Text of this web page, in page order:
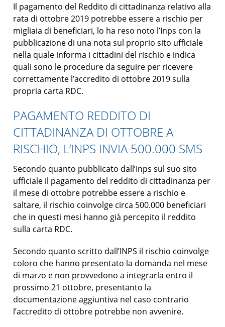
Il pagamento del Reddito di cittadinanza relativo alla
rata di ottobre 2019 potrebbe essere a rischio per
migliaia di beneficiari, lo ha reso noto l’Inps con la
pubblicazione di una nota sul proprio sito ufficiale
nella quale informa i cittadini del rischio e indica
quali sono le procedure da seguire per ricevere
correttamente l’accredito di ottobre 2019 sulla
propria carta RDC.
PAGAMENTO REDDITO DI
CITTADINANZA DI OTTOBRE A
RISCHIO, L’INPS INVIA 500.000 SMS
Secondo quanto pubblicato dall’Inps sul suo sito
ufficiale il pagamento del reddito di cittadinanza per
il mese di ottobre potrebbe essere a rischio e
saltare, il rischio coinvolge circa 500.000 beneficiari
che in questi mesi hanno già percepito il reddito
sulla carta RDC.
Secondo quanto scritto dall’INPS il rischio coinvolge
coloro che hanno presentato la domanda nel mese
di marzo e non provvedono a integrarla entro il
prossimo 21 ottobre, presentanto la
documentazione aggiuntiva nel caso contrario
l’accredito di ottobre potrebbe non avvenire.